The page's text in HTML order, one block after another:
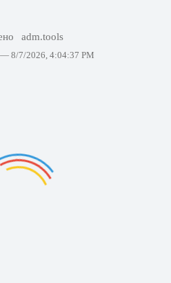
adm.tools
— 8/7/2026, 4:04:37 PM